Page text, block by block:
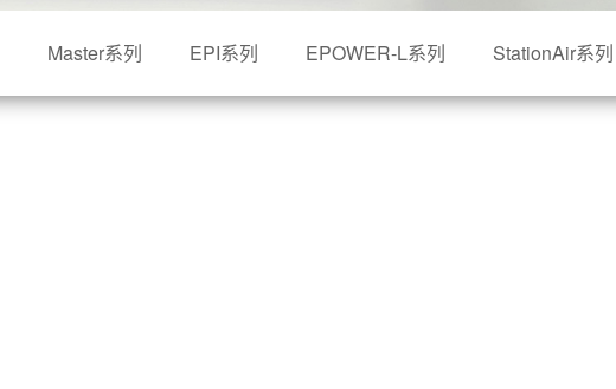
Master系列 EPI系列 EPOWER-L系列 StationAir系列